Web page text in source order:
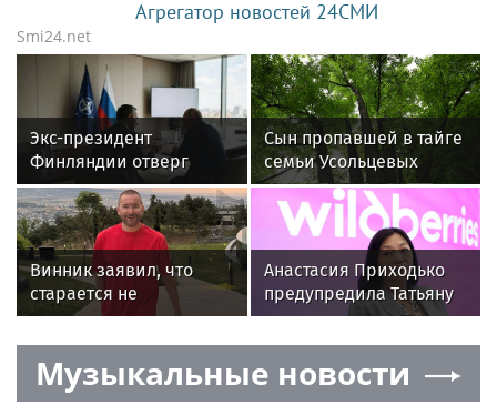
Агрегатор новостей 24СМИ
Smi24.net
Экс-президент
Финляндии отверг
возможность военного
конфликта России и
НАТО
Сын пропавшей в тайге
семьи Усольцевых
допустил версию о
побеге
Винник заявил, что
старается не
возненавидеть бывшую
сыном
Анастасия Приходько
предупредила Татьяну
Ким: «Пришло время
Музыкальные новости